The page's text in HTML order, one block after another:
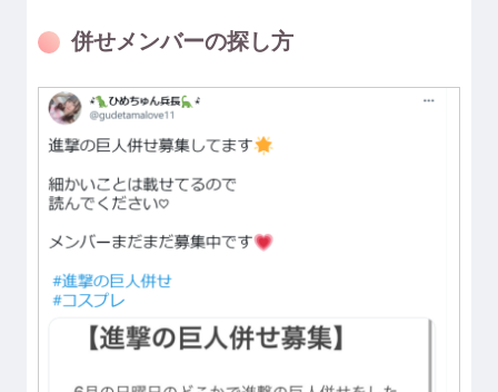
併せメンバーの探し方